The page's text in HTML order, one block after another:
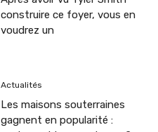
construire ce foyer, vous en
voudrez un
Actualités
Les maisons souterraines
gagnent en popularité :